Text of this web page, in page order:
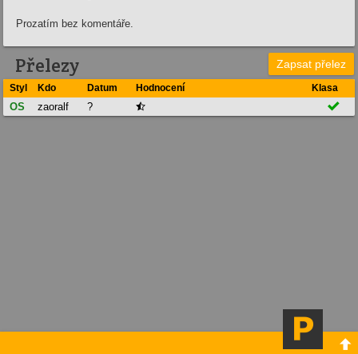
Prozatím bez komentáře.
Přelezy Zapsat přelez
Styl Kdo Datum Hodnocení Klasa
OS zaoralf ?  
